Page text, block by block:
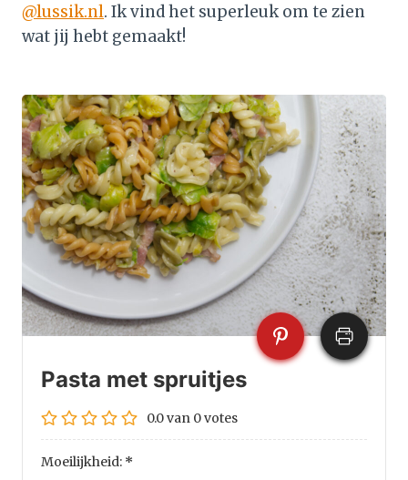
@lussik.nl. Ik vind het superleuk om te zien
wat jij hebt gemaakt!
Pasta met spruitjes
0.0van 0votes
Moeilijkheid: *